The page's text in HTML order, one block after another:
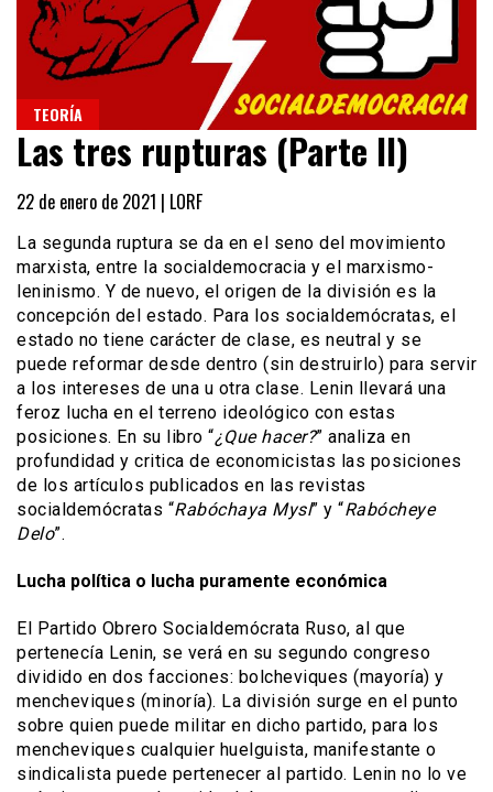
TEORÍA
Las tres rupturas (Parte II)
22 de enero de 2021 | LORF
La segunda ruptura se da en el seno del movimiento
marxista, entre la socialdemocracia y el marxismo-
leninismo. Y de nuevo, el origen de la división es la
concepción del estado. Para los socialdemócratas, el
estado no tiene carácter de clase, es neutral y se
puede reformar desde dentro (sin destruirlo) para servir
a los intereses de una u otra clase. Lenin llevará una
feroz lucha en el terreno ideológico con estas
posiciones. En su libro “¿Que hacer?” analiza en
profundidad y critica de economicistas las posiciones
de los artículos publicados en las revistas
socialdemócratas “Rabóchaya Mysl” y “Rabócheye
Delo”.
Lucha política o lucha puramente económica
El Partido Obrero Socialdemócrata Ruso, al que
pertenecía Lenin, se verá en su segundo congreso
dividido en dos facciones: bolcheviques (mayoría) y
mencheviques (minoría). La división surge en el punto
sobre quien puede militar en dicho partido, para los
mencheviques cualquier huelguista, manifestante o
sindicalista puede pertenecer al partido. Lenin no lo ve